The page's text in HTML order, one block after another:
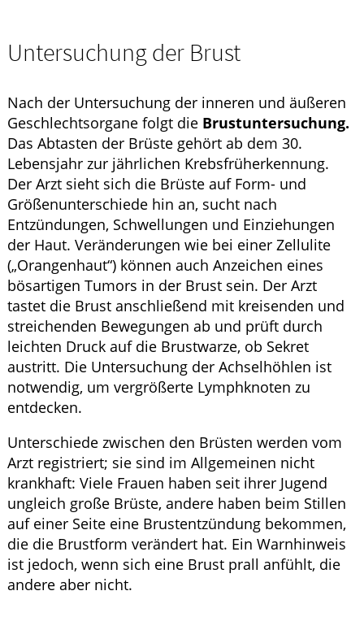
Untersuchung der Brust
Nach der Untersuchung der inneren und äußeren
Geschlechtsorgane folgt die Brustuntersuchung.
Das Abtasten der Brüste gehört ab dem 30.
Lebensjahr zur jährlichen Krebsfrüherkennung.
Der Arzt sieht sich die Brüste auf Form- und
Größenunterschiede hin an, sucht nach
Entzündungen, Schwellungen und Einziehungen
der Haut. Veränderungen wie bei einer Zellulite
(„Orangenhaut“) können auch Anzeichen eines
bösartigen Tumors in der Brust sein. Der Arzt
tastet die Brust anschließend mit kreisenden und
streichenden Bewegungen ab und prüft durch
leichten Druck auf die Brustwarze, ob Sekret
austritt. Die Untersuchung der Achselhöhlen ist
notwendig, um vergrößerte Lymphknoten zu
entdecken.
Unterschiede zwischen den Brüsten werden vom
Arzt registriert; sie sind im Allgemeinen nicht
krankhaft: Viele Frauen haben seit ihrer Jugend
ungleich große Brüste, andere haben beim Stillen
auf einer Seite eine Brustentzündung bekommen,
die die Brustform verändert hat. Ein Warnhinweis
ist jedoch, wenn sich eine Brust prall anfühlt, die
andere aber nicht.